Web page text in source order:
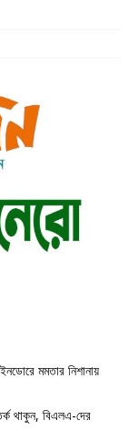
মমতার নিশানায়
থাকুন, বিএলএ-দের